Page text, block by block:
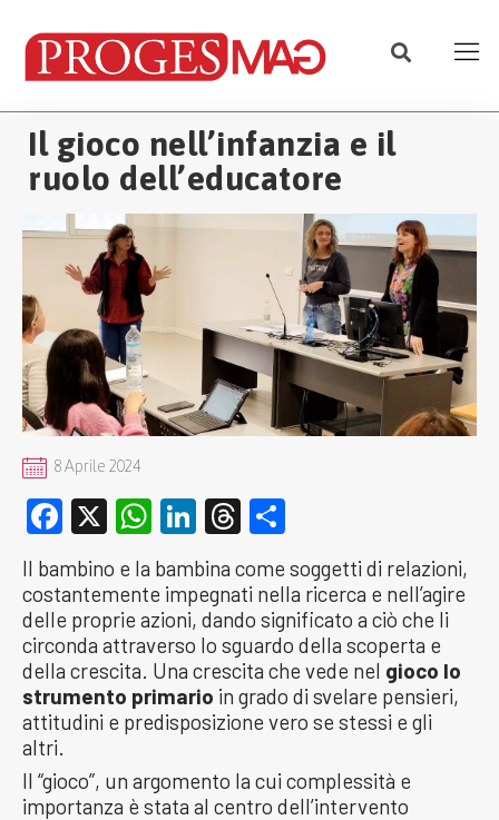
Il gioco nell’infanzia e il
ruolo dell’educatore
8 Aprile 2024
Facebook
X WhatsApp
LinkedIn
Threads
Il bambino e la bambina come soggetti di relazioni,
costantemente impegnati nella ricerca e nell’agire
delle proprie azioni, dando significato a ciò che li
circonda attraverso lo sguardo della scoperta e
della crescita. Una crescita che vede nel gioco lo
strumento primario in grado di svelare pensieri,
attitudini e predisposizione vero se stessi e gli
altri.
Il “gioco”, un argomento la cui complessità e
importanza è stata al centro dell’intervento